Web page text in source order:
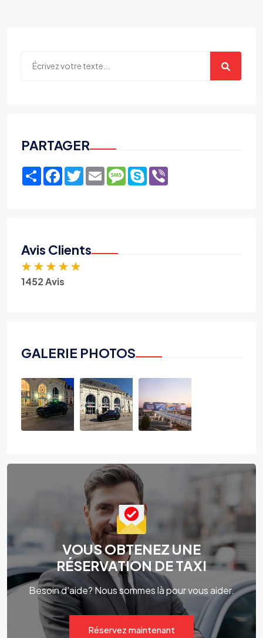
PARTAGER
ShareFacebook
TwitterEmailMessage
Skype
Avis Clients
★ ★ ★ ★ ★
1452 Avis
GALERIE PHOTOS
VOUS OBTENEZ UNE
RÉSERVATION DE TAXI
Besoin d'aide? Nous sommes là pour vous aider.
Réservez maintenant